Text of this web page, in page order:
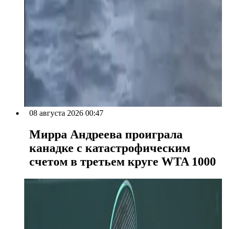
08 августа 2026 00:47
Мирра Андреева проиграла
канадке с катастрофическим
счетом в третьем круге WTA 1000